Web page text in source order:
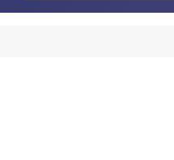
Type 2 or more